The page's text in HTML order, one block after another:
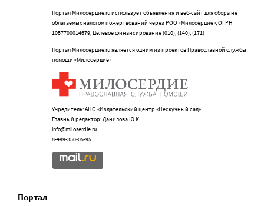
Портал Милосердие.ru использует объявления и веб-сайт для сбора не
облагаемых налогом пожертвований через РОО «Милосердие», ОГРН
1057700014679, Целевое финансирование (010), (140), (171)
Портал Милосердие.ru является одним из проектов Православной службы
помощи «Милосердие»
Учредитель: АНО «Издательский центр «Нескучный сад»
Главный редактор: Данилова Ю.К.
info@miloserdie.ru
8-499-350-05-95
Портал